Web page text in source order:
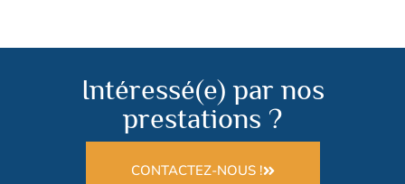
Intéressé(e) par nos
prestations ?
CONTACTEZ-NOUS !